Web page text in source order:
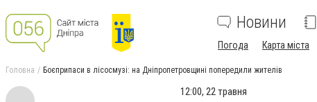
Новини
Погода Карта міста
Головна Боєприпаси в лісосмузі: на Дніпропетровщині попередили жителів
12:00, 22 травня